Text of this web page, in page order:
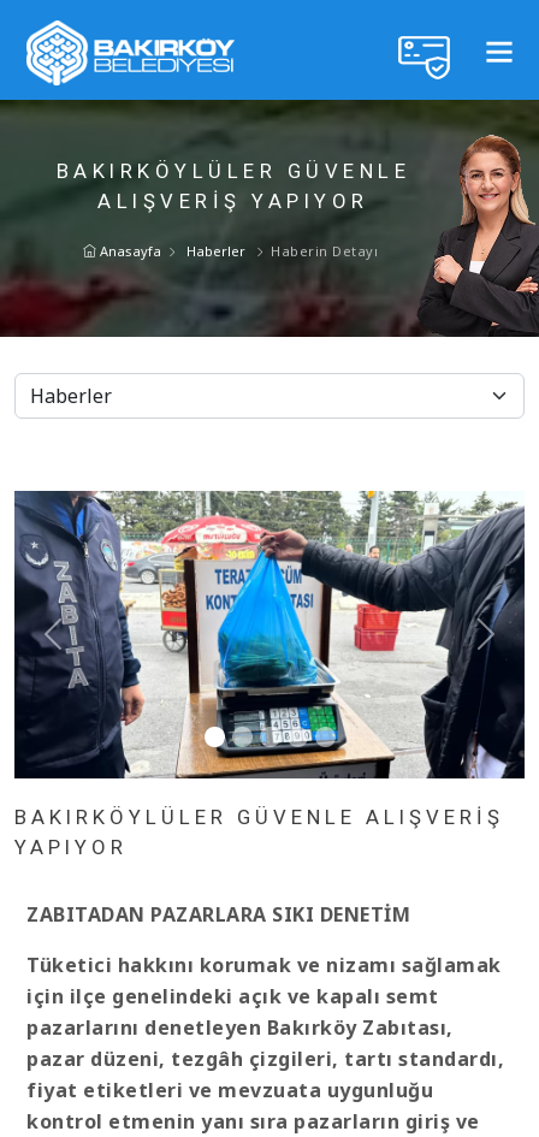
BAKIRKÖYLÜLER GÜVENLE
ALIŞVERİŞ YAPIYOR
Anasayfa Haberler Haberin Detayı
BAKIRKÖYLÜLER GÜVENLE ALIŞVERİŞ
YAPIYOR
ZABITADAN PAZARLARA SIKI DENETİM
Tüketici hakkını korumak ve nizamı sağlamak
için ilçe genelindeki açık ve kapalı semt
pazarlarını denetleyen Bakırköy Zabıtası,
pazar düzeni, tezgâh çizgileri, tartı standardı,
fiyat etiketleri ve mevzuata uygunluğu
kontrol etmenin yanı sıra pazarların giriş ve